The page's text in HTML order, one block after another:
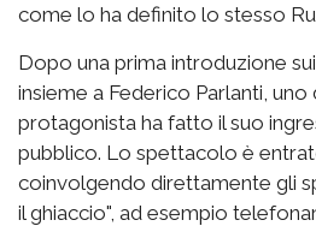
come lo ha definito lo stesso
Dopo una prima introduzione
insieme a Federico Parlanti,
protagonista ha fatto il suo
pubblico. Lo spettacolo è
coinvolgendo direttamente gli
il ghiaccio", ad esempio